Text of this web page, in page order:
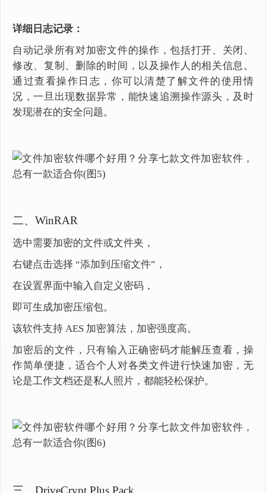
详细日志记录：
自动记录所有对加密文件的操作，包括打开、关闭、
修改、复制、删除的时间，以及操作人的相关信息。
通过查看操作日志，你可以清楚了解文件的使用情
况，一旦出现数据异常，能快速追溯操作源头，及时
发现潜在的安全问题。
二、WinRAR
选中需要加密的文件或文件夹，
右键点击选择 “添加到压缩文件”，
在设置界面中输入自定义密码，
即可生成加密压缩包。
该软件支持 AES 加密算法，加密强度高。
加密后的文件，只有输入正确密码才能解压查看，操
作简单便捷，适合个人对各类文件进行快速加密，无
论是工作文档还是私人照片，都能轻松保护。
三、DriveCrypt Plus Pack